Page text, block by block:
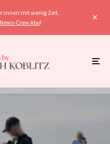
mit wenig Zeit.
News-Crew Abo!